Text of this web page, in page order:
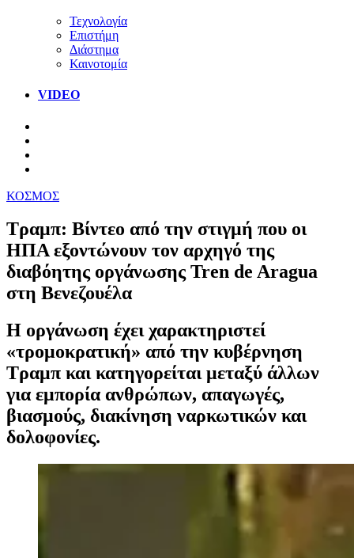
Τεχνολογία
Επιστήμη
Διάστημα
Καινοτομία
VIDEO
ΚΟΣΜΟΣ
Τραμπ: Βίντεο από την στιγμή που οι
ΗΠΑ εξοντώνουν τον αρχηγό της
διαβόητης οργάνωσης Tren de Aragua
στη Βενεζουέλα
Η οργάνωση έχει χαρακτηριστεί
«τρομοκρατική» από την κυβέρνηση
Τραμπ και κατηγορείται μεταξύ άλλων
για εμπορία ανθρώπων, απαγωγές,
βιασμούς, διακίνηση ναρκωτικών και
δολοφονίες.